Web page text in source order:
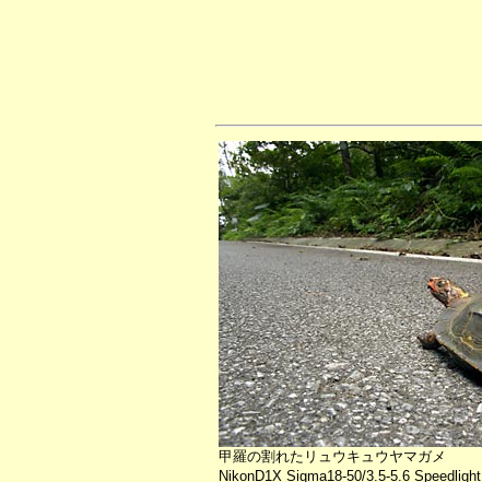
甲羅の割れたリュウキュウヤマガメ
NikonD1X Sigma18-50/3.5-5.6 Speedlight